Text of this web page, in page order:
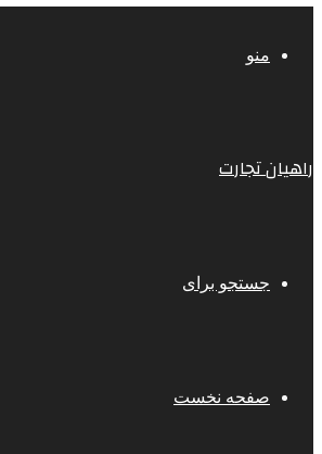
منو
راهیان تجارت
جستجو برای
صفحه نخست